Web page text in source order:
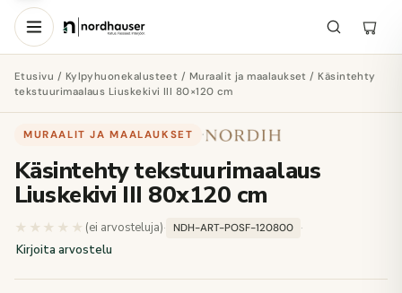
Etusivu / Kylpyhuonekalusteet / Muraalit ja maalaukset / Käsintehty
tekstuurimaalaus Liuskekivi III 80×120 cm
MURAALIT JA MAALAUKSET ·
Käsintehty tekstuurimaalaus
Liuskekivi III 80x120 cm
★★★★★ ★★★★★
(ei arvosteluja)· NDH-ART-POSF-120800
·
Kirjoita arvostelu